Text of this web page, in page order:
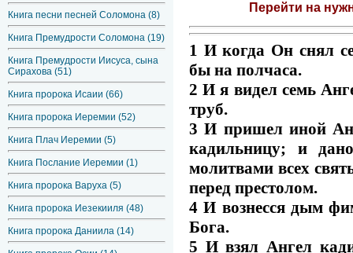
Книга песни песней Соломона (8)
Книга Премудрости Соломона (19)
Книга Премудрости Иисуса, сына
Сирахова (51)
Книга пророка Исаии (66)
Книга пророка Иеремии (52)
Книга Плач Иеремии (5)
Книга Послание Иеремии (1)
Книга пророка Варуха (5)
Книга пророка Иезекииля (48)
Книга пророка Даниила (14)
Перейти на
1 И когда Он снял
бы на полчаса.
2 И я видел семь
труб.
3 И пришел иной
кадильницу; и
молитвами всех
перед престолом.
4 И вознесся дым
Бога.
5 И взял Ангел